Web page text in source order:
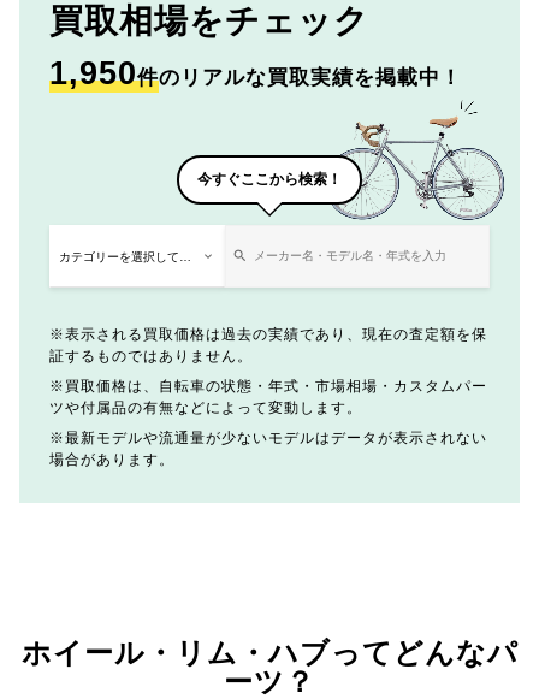
買取相場をチェック
1,950件のリアルな買取実績を掲載中！
今すぐここから検索！
表示される買取価格は過去の実績であり、現在の査定額を保
証するものではありません。
買取価格は、自転車の状態・年式・市場相場・カスタムパー
ツや付属品の有無などによって変動します。
最新モデルや流通量が少ないモデルはデータが表示されない
場合があります。
ホイール・リム・ハブってどんなパ
ーツ？